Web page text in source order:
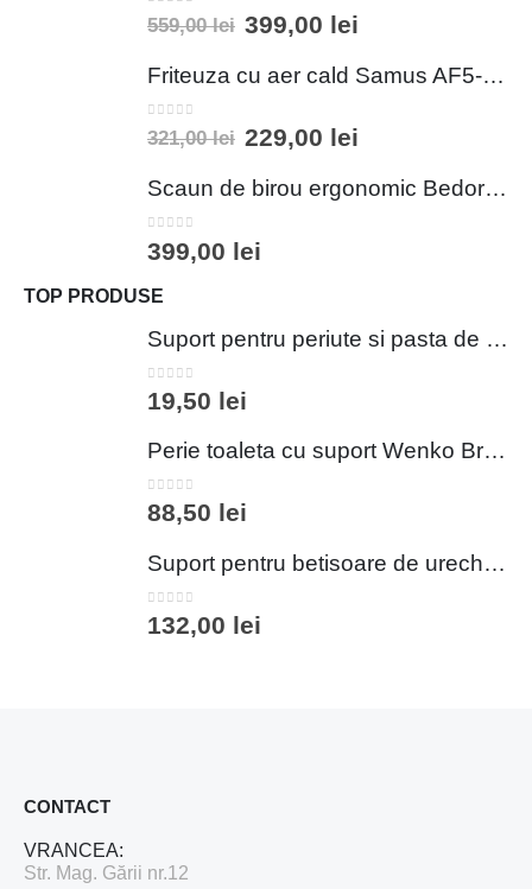
0out of 5
559,00lei 399,00 lei
Friteuza cu aer cald Samus AF5-S1400DW
0out of 5
321,00lei 229,00 lei
Scaun de birou ergonomic Bedora Lotte, Mesh, Negru/Rosu
0out of 5
399,00 lei
TOP PRODUSE
Suport pentru periute si pasta de dinti Wenko Brasil Petrol 7.3 x 10.3 cm plastic verde inchis
0out of 5
19,50 lei
Perie toaleta cu suport Wenko Brasil Petrol 10x37 cm plastic verde inchis
0out of 5
88,50 lei
Suport pentru betisoare de urechi si dischete demachiante Wenko 18 cm inox plastic argintiu
0out of 5
132,00 lei
CONTACT
VRANCEA:
Str. Mag. Gării nr.12